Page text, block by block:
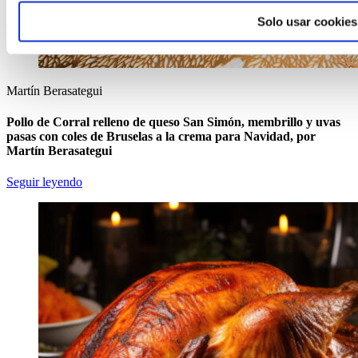
Solo usar
Martín Berasategui
Pollo de Corral relleno de queso San Simón, membrillo y uvas
pasas con coles de Bruselas a la crema para Navidad, por
Martín Berasategui
Seguir leyendo